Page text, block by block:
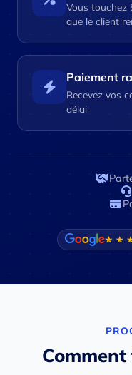
Vous touchez
que le client
Paiement
Recevez vos
délai